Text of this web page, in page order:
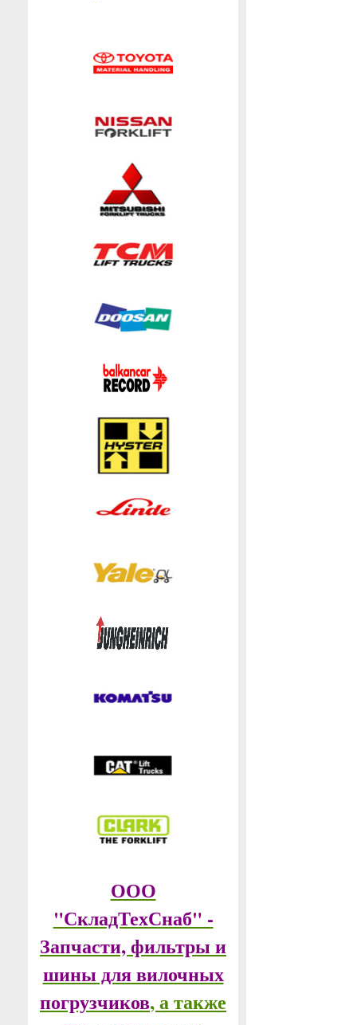
ООО
"СкладТехСнаб" -
Запчасти, фильтры и
шины для вилочных
погрузчиков, а также